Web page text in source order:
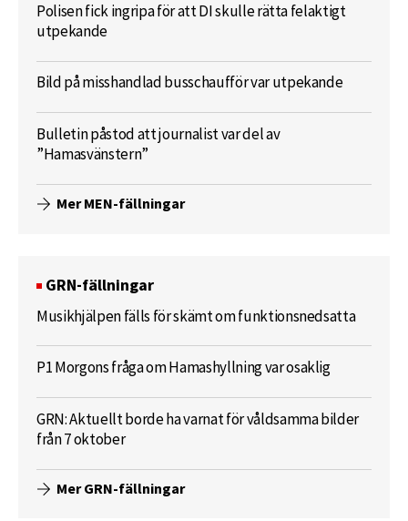
Polisen fick ingripa för att DI skulle rätta felaktigt
utpekande
Bild på misshandlad busschaufför var utpekande
Bulletin påstod att journalist var del av
”Hamasvänstern”
Mer MEN-fällningar
GRN-fällningar
Musikhjälpen fälls för skämt om funktionsnedsatta
P1 Morgons fråga om Hamashyllning var osaklig
GRN: Aktuellt borde ha varnat för våldsamma bilder
från 7 oktober
Mer GRN-fällningar